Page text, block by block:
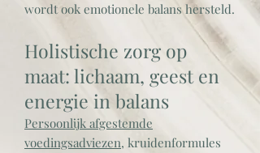
wordt ook emotionele balans hersteld.
Holistische zorg op
maat: lichaam, geest en
energie in balans
Persoonlijk afgestemde
voedingsadviezen, kruidenformules